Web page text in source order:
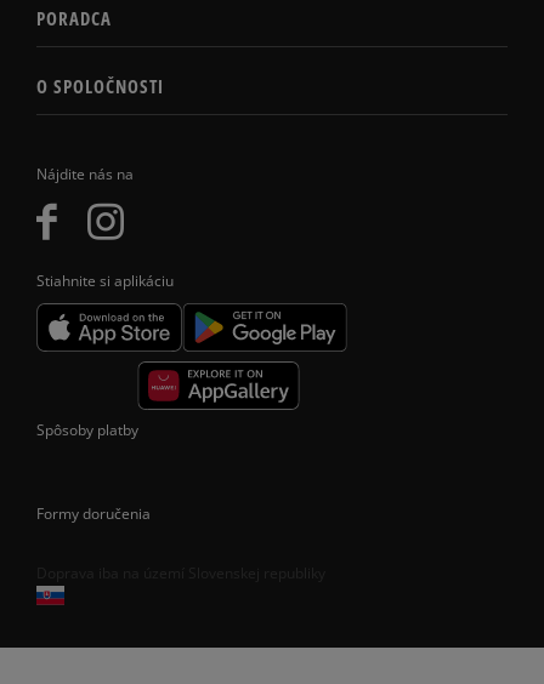
Nájdite nás na
Stiahnite si aplikáciu
PORADCA
O SPOLOČNOSTI
Spôsoby platby
Formy doručenia